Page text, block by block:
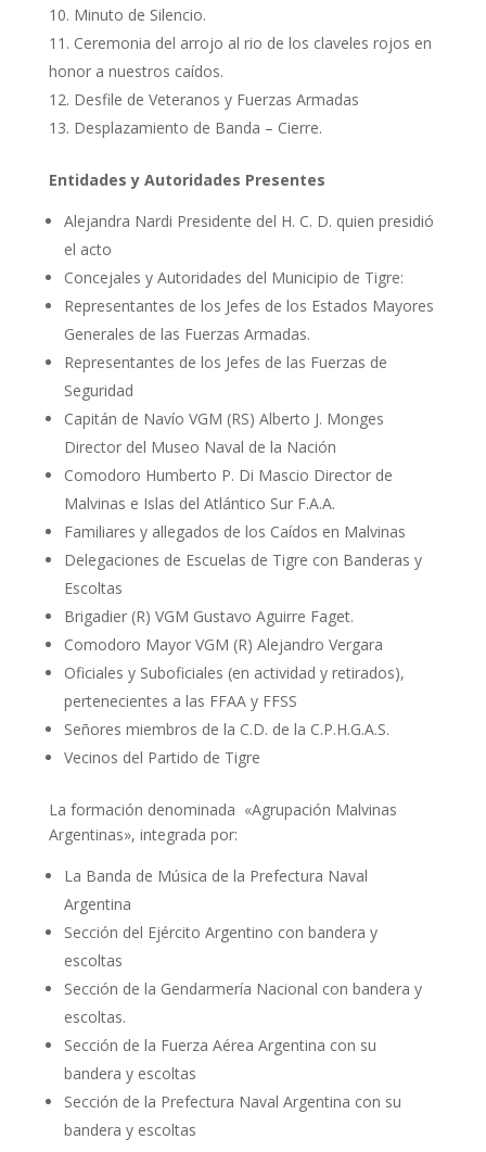
Minuto de Silencio.
Ceremonia del arrojo al rio de los claveles rojos en
honor a nuestros caídos.
Desfile de Veteranos y Fuerzas Armadas
Desplazamiento de Banda – Cierre.
Entidades y Autoridades Presentes
Alejandra Nardi Presidente del H. C. D. quien presidió
el acto
Concejales y Autoridades del Municipio de Tigre:
Representantes de los Jefes de los Estados Mayores
Generales de las Fuerzas Armadas.
Representantes de los Jefes de las Fuerzas de
Seguridad
Capitán de Navío VGM (RS) Alberto J. Monges
Director del Museo Naval de la Nación
Comodoro Humberto P. Di Mascio Director de
Malvinas e Islas del Atlántico Sur F.A.A.
Familiares y allegados de los Caídos en Malvinas
Delegaciones de Escuelas de Tigre con Banderas y
Escoltas
Brigadier (R) VGM Gustavo Aguirre Faget.
Comodoro Mayor VGM (R) Alejandro Vergara
Oficiales y Suboficiales (en actividad y retirados),
pertenecientes a las FFAA y FFSS
Señores miembros de la C.D. de la C.P.H.G.A.S.
Vecinos del Partido de Tigre
La formación denominada «Agrupación Malvinas
Argentinas», integrada por:
La Banda de Música de la Prefectura Naval
Argentina
Sección del Ejército Argentino con bandera y
escoltas
Sección de la Gendarmería Nacional con bandera y
escoltas.
Sección de la Fuerza Aérea Argentina con su
bandera y escoltas
Sección de la Prefectura Naval Argentina con su
bandera y escoltas